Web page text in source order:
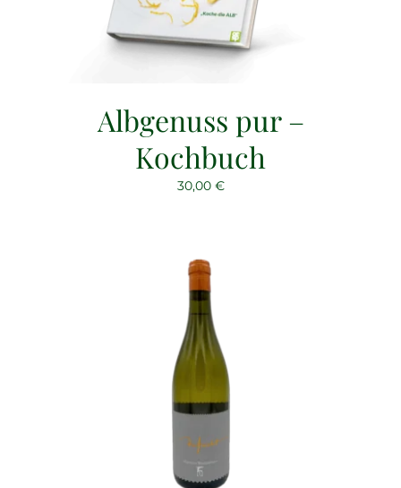
Albgenuss pur –
Kochbuch
30,00 €